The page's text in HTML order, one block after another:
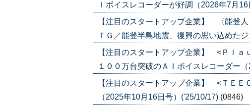
Ｉボイスレコーダーが好調（2026年7月
【注目のスタートアップ企業】 〈能登
ＴＧ／能登半島地震、復興の思い込めた
【注目のスタートアップ企業】 <Ｐｌ
１００万台突破のＡＩボイスレコーダー
【注目のスタートアップ企業】 <ＴＥ
（2025年10月16日号）('25/10/17) (0846)